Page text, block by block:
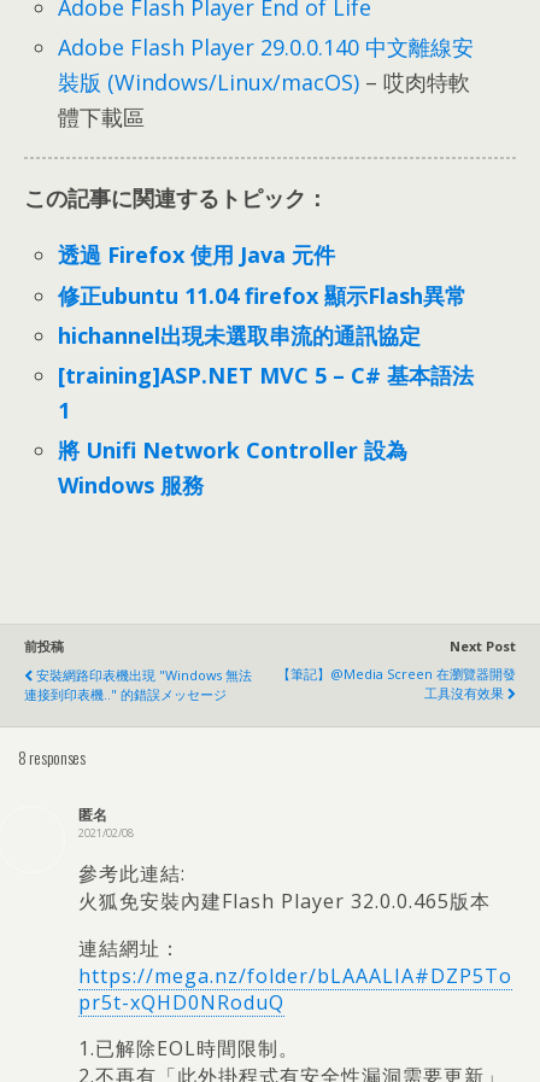
Adobe Flash Player End of Life
Adobe Flash Player 29.0.0.140 中文離線安
裝版 (Windows/Linux/macOS) – 哎肉特軟
體下載區
この記事に関連するトピック：
透過 Firefox 使用 Java 元件
修正ubuntu 11.04firefox 顯示Flash異常
hichannel出現未選取串流的通訊協定
[training]ASP.NET MVC 5 – C# 基本語法
1
將 Unifi Network Controller 設為
Windows 服務
前投稿
安裝網路印表機出現 "Windows 無法
連接到印表機.." 的錯誤メッセージ
Next Post
【筆記】@media Screen 在瀏覽器開發
工具沒有效果
8responses
匿名
2021/02/08
參考此連結:
火狐免安裝內建Flash Player 32.0.0.465版本
連結網址 ：
https://mega.nz/folder/bLAAALIA#DZP5To
pr5t-xQHD0NRoduQ
1.已解除EOL時間限制。
2.不再有「此外掛程式有安全性漏洞需要更新」